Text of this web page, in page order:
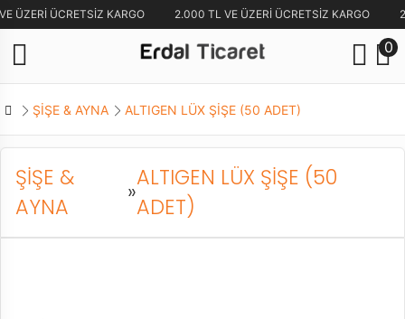
ÜZERİ ÜCRETSİZ KARGO 2.000 TL VE ÜZERİ ÜCRETSİZ KARGO
0
ŞİŞE & AYNA ALTIGEN LÜX ŞİŞE (50 ADET)
ŞİŞE &
AYNA
»
ALTIGEN LÜX ŞİŞE (50
ADET)